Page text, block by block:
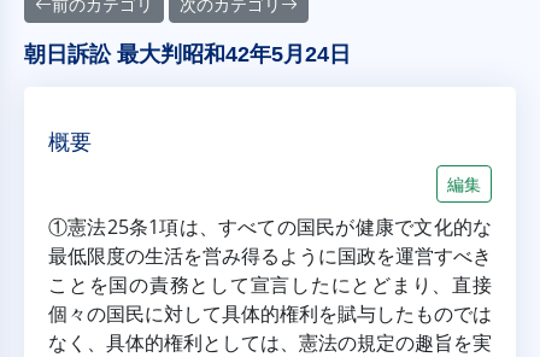
朝日訴訟 最大判昭和42年5月24日
概要
編集
①憲法25条1項は、すべての国民が健康で文化的な
最低限度の生活を営み得るように国政を運営すべき
ことを国の責務として宣言したにとどまり、直接
個々の国民に対して具体的権利を賦与したものでは
なく、具体的権利としては、憲法の規定の趣旨を実